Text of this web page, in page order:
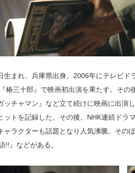
生まれ、兵庫県出身。2006年にテレビド
椿三十郎』で映画初出演を果たす。そ
ッチャマン』など立て続けに映画に出演
ットを記録した。その後、NHK連続ドラ
ャラクターも話題となり人気沸騰。その
!!』などがある。